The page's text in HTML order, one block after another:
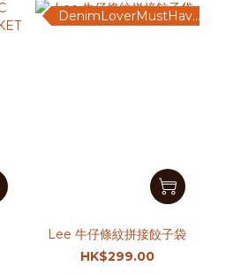
DenimLoverMustHave♡
Lee 牛仔條紋拼接餃子袋
HK$299.00